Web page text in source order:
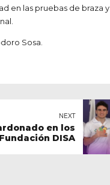
en las pruebas de braza y
Sosa.
NEXT
en los
DISA